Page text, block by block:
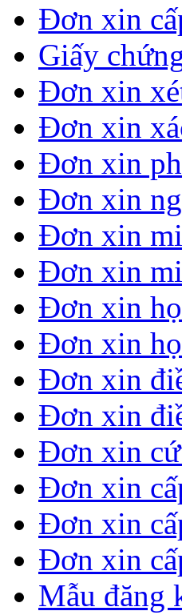
Đơn xin
Giấy
Đơn xin
Đơn xin
Đơn xin
Đơn xin
Đơn xin
Đơn xin
Đơn xin
Đơn xin
Đơn xin
Đơn xin
Đơn xin
Đơn xin
Đơn xin
Đơn xin
Mẫu đăng